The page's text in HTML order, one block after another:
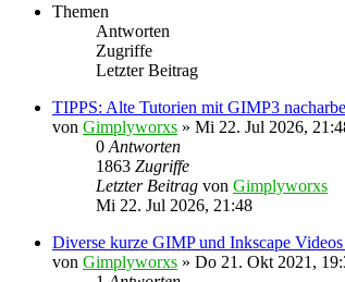
Themen
Antworten
Zugriffe
Letzter Beitrag
TIPPS: Alte Tutorien mit GIMP3
von Gimplyworxs » Mi 22. Jul 2026,
0 Antworten
1863 Zugriffe
Letzter Beitrag von Gimplyworxs
Mi 22. Jul 2026, 21:48
Diverse kurze GIMP und Inkscape
von Gimplyworxs » Do 21. Okt 2021,